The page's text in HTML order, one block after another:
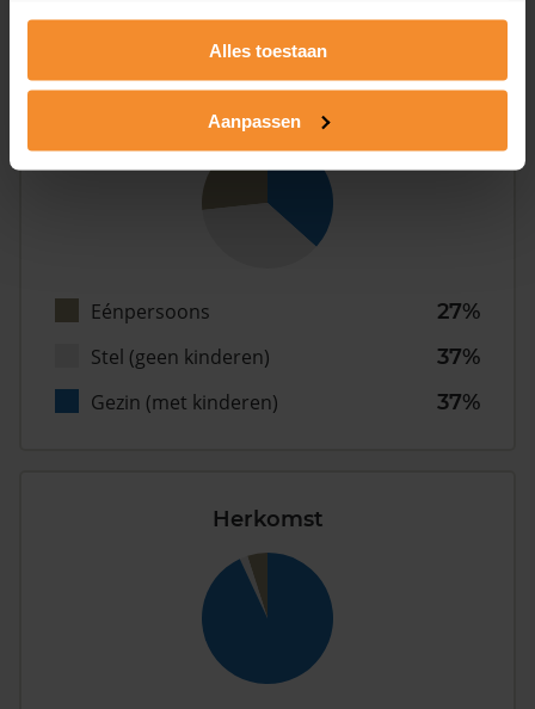
Alles toestaan
Aanpassen
Eénpersoons
27%
Stel (geen kinderen)
37%
Gezin (met kinderen)
37%
Herkomst